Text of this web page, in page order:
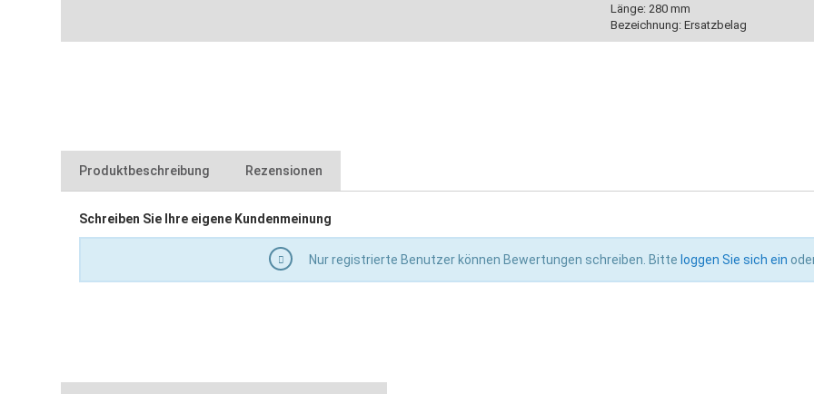
Länge: 280 mm
Bezeichnung: Ersatzbelag
Produktbeschreibung
fürblizz-z Waschbrett Viskose gerastert
zum Aufkleben
Rezensionen
Schreiben Sie Ihre eigene Kundenmeinung
Nur registrierte Benutzer können Bewertungen schreiben. Bitte loggen Sie sich ein